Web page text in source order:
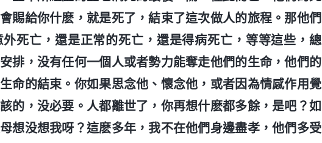
賜給你什麽，就是死了，結束了這次做人的旅程。那他們
死亡，還是正常的死亡，還是得病死亡，等等這些，總
排，没有任何一個人或者勢力能奪走他們的生命，他們的
命的結束。你如果思念他、懷念他，或者因為情感作用覺
的，没必要。人都離世了，你再想什麽都多餘，是吧？如
想没想我呀？這麽多年，我不在他們身邊盡孝，他們多受